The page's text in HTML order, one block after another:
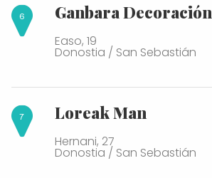
Ganbara Decoración
Easo, 19
Donostia / San Sebastián
Loreak Man
Hernani, 27
Donostia / San Sebastián